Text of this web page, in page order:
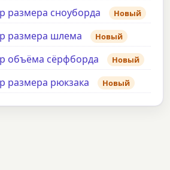
размера сноуборда Новый
размера шлема Новый
объёма сёрфборда Новый
размера рюкзака Новый